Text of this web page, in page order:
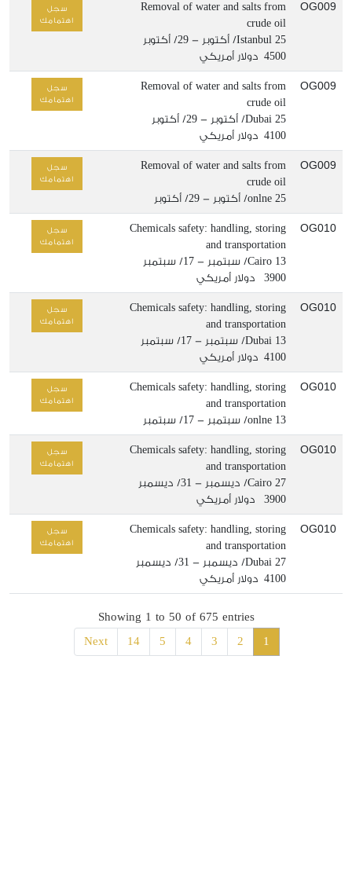
OG009
Removal of water and salts from
crude oil
Istanbul 25/ أكتوبر - 29/ أكتوبر
4500 دولار أمريكي
سجل
اهتمامك
OG009
Removal of water and salts from
crude oil
Dubai 25/ أكتوبر - 29/ أكتوبر
4100 دولار أمريكي
سجل
اهتمامك
OG009
Removal of water and salts from
crude oil
onlne 25/ أكتوبر - 29/ أكتوبر
سجل
اهتمامك
OG010
Chemicals safety: handling, storing
and transportation
Cairo 13/ سبتمبر - 17/ سبتمبر
3900 دولار أمريكي
سجل
اهتمامك
OG010
Chemicals safety: handling, storing
and transportation
Dubai 13/ سبتمبر - 17/ سبتمبر
4100 دولار أمريكي
سجل
اهتمامك
OG010
Chemicals safety: handling, storing
and transportation
onlne 13/ سبتمبر - 17/ سبتمبر
سجل
اهتمامك
OG010
Chemicals safety: handling, storing
and transportation
Cairo 27/ ديسمبر - 31/ ديسمبر
3900 دولار أمريكي
سجل
اهتمامك
OG010
Chemicals safety: handling, storing
and transportation
Dubai 27/ ديسمبر - 31/ ديسمبر
4100 دولار أمريكي
سجل
اهتمامك
Showing 1 to 50 of 675 entries
1
2
3
4
5
14
Next